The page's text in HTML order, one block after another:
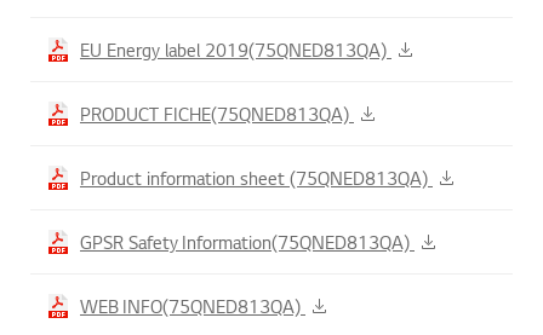
EU Energy label 2019(75QNED813QA)
PRODUCT FICHE(75QNED813QA)
Product information sheet (75QNED813QA)
GPSR Safety Information(75QNED813QA)
WEB INFO(75QNED813QA)